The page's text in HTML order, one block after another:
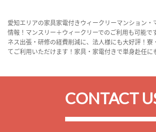
愛知エリアの家具家電付きウィークリーマンション・
情報！マンスリー＋ウィークリーでのご利用も可能で
ネス出張・研修の経費削減に、法人様にも大好評！寮
てご利用いただけます！家具・家電付きで単身赴任に
CONTACT